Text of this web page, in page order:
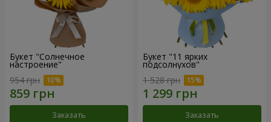
Букет "Солнечное
настроение"
954 грн
Заказать
Букет "11 ярких
подсолнухов"
1 528 грн
Заказать